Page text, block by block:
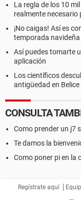
La regla de los 10
realmente necesario
¡No caigas! Así es
temporada navideña
Así puedes tomarte
aplicación
Los científicos
antigüedad en Belice
CONSULTA
Como prender un j7
Te damos la
Como poner pi en la
Regístrate aquí